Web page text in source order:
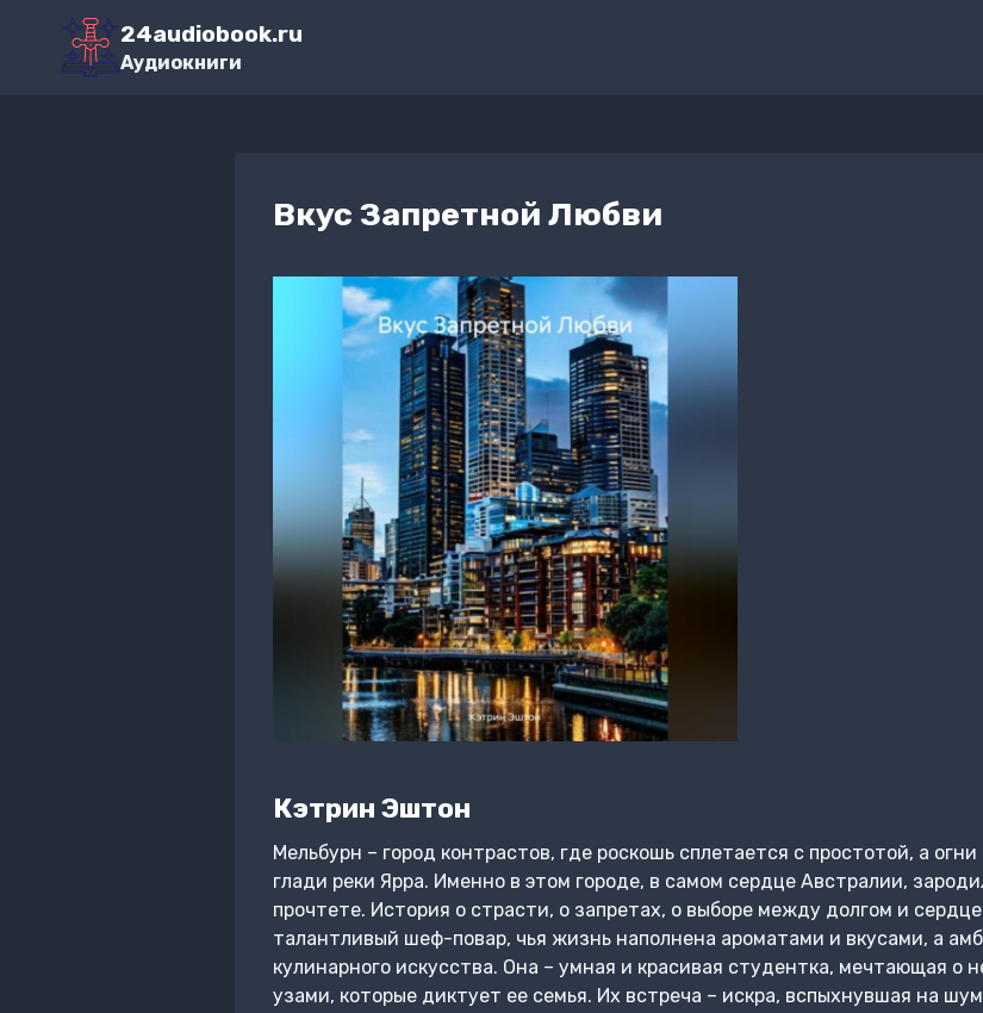
Перейти
содержимому
24audiobook.ru
Аудиокниги
Вкус Запретной Любви
Кэтрин Эштон
Мельбурн – город контрастов, где роскошь сплетается с простотой, а
глади реки Ярра. Именно в этом городе, в самом сердце Австралии,
прочтете. История о страсти, о запретах, о выборе между долгом и
талантливый шеф-повар, чья жизнь наполнена ароматами и вкусами, а
кулинарного искусства. Она – умная и красивая студентка, мечтающая о
узами, которые диктует ее семья. Их встреча – искра, вспыхнувшая на